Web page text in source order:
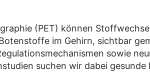
(PET) können
im Gehirn, sichtbar
sowie
suchen wir dabei